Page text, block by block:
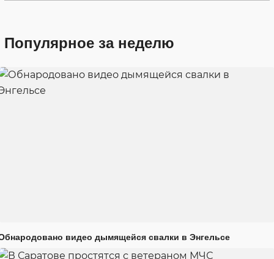
Популярное за неделю
видео дымящейся свалки в Энгельсе